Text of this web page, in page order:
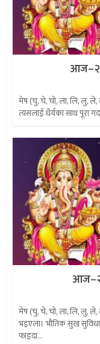
मेष (चु, चे, चो, ला, लि, लु, ले,
त्यसलाई धैर्यका साथ पूरा
मेष (चु, चे, चो, ला, लि, लु, ले,
भइएला। भौतिक सुख
फाइदा...